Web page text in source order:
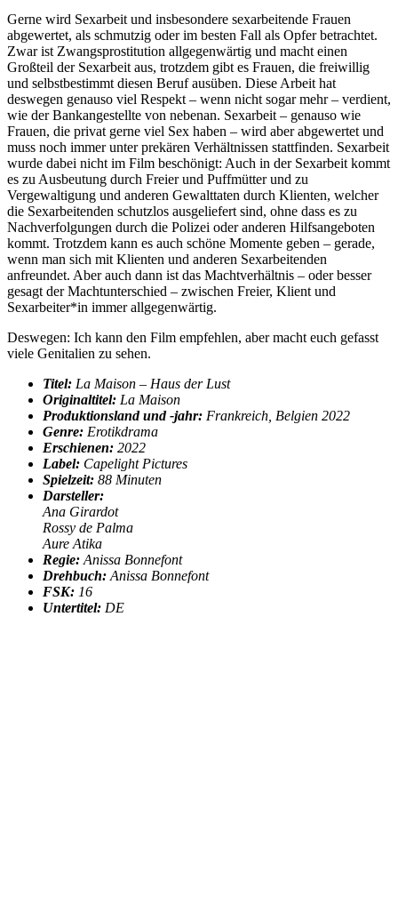
Gerne wird Sexarbeit und insbesondere sexarbeitende Frauen
abgewertet, als schmutzig oder im besten Fall als Opfer betrachtet.
Zwar ist Zwangsprostitution allgegenwärtig und macht einen
Großteil der Sexarbeit aus, trotzdem gibt es Frauen, die freiwillig
und selbstbestimmt diesen Beruf ausüben. Diese Arbeit hat
deswegen genauso viel Respekt – wenn nicht sogar mehr – verdient,
wie der Bankangestellte von nebenan. Sexarbeit – genauso wie
Frauen, die privat gerne viel Sex haben – wird aber abgewertet und
muss noch immer unter prekären Verhältnissen stattfinden. Sexarbeit
wurde dabei nicht im Film beschönigt: Auch in der Sexarbeit kommt
es zu Ausbeutung durch Freier und Puffmütter und zu
Vergewaltigung und anderen Gewalttaten durch Klienten, welcher
die Sexarbeitenden schutzlos ausgeliefert sind, ohne dass es zu
Nachverfolgungen durch die Polizei oder anderen Hilfsangeboten
kommt. Trotzdem kann es auch schöne Momente geben – gerade,
wenn man sich mit Klienten und anderen Sexarbeitenden
anfreundet. Aber auch dann ist das Machtverhältnis – oder besser
gesagt der Machtunterschied – zwischen Freier, Klient und
Sexarbeiter*in immer allgegenwärtig.
Deswegen: Ich kann den Film empfehlen, aber macht euch gefasst
viele Genitalien zu sehen.
Titel: La Maison – Haus der Lust
Originaltitel: La Maison
Produktionsland und -jahr: Frankreich, Belgien 2022
Genre: Erotikdrama
Erschienen: 2022
Label: Capelight Pictures
Spielzeit: 88 Minuten
Darsteller:
Ana Girardot
Rossy de Palma
Aure Atika
Regie: Anissa Bonnefont
Drehbuch: Anissa Bonnefont
FSK: 16
Untertitel: DE